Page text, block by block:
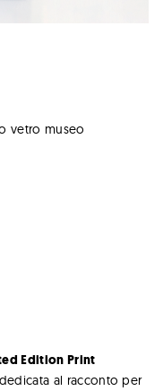
vetro museo
Edition Print
al racconto per